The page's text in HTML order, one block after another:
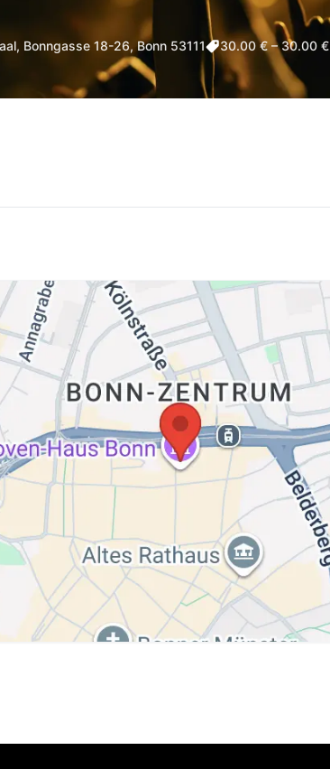
Bonngasse 18-26, Bonn 53111 30.00 € – 30.00 €